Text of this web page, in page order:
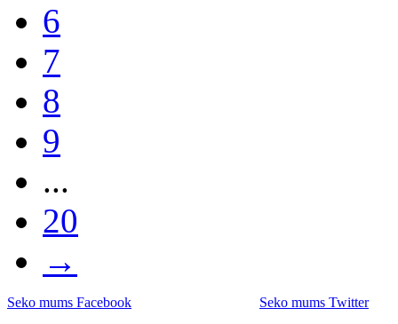
6
7
8
9
...
20
→
Seko mums Facebook Seko mums Twitter